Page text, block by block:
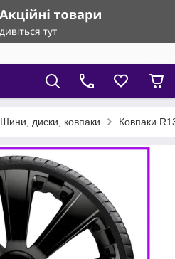
Шини, диски, ковпаки Ковпаки